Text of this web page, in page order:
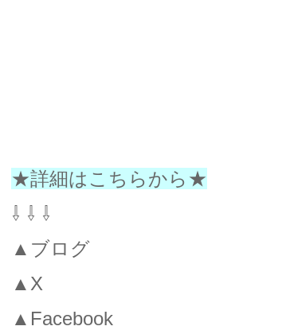
★詳細はこちらから★
⇩ ⇩ ⇩
▲ブログ
▲X
▲Facebook